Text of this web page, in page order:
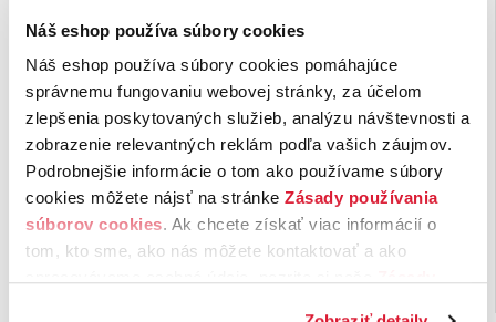
Náš eshop používa súbory cookies
Náš eshop používa súbory cookies pomáhajúce
správnemu fungovaniu webovej stránky, za účelom
zlepšenia poskytovaných služieb, analýzu návštevnosti a
zobrazenie relevantných reklám podľa vašich záujmov.
Podrobnejšie informácie o tom ako používame súbory
cookies môžete nájsť na stránke Zásady používania
súborov cookies. Ak chcete získať viac informácií o
tom, kto sme, ako nás môžete kontaktovať a ako
Ovocný čaj Malina,
limetka
Aromatizovaný ovocný čaj s
príchuťou malina a limetka.
Ovocné čaje sú ideálnym
doplnkom pitného režimu …
1, €
Ovocný čaj Čerešňa,
lesná jahoda
Aromatizovaný ovocný čaj s
príchuťou čerešňa a lesná jahoda.
Ovocné čaje sú ideálnym
doplnkom pitného …
1, €